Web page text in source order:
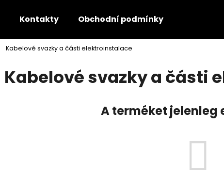
Kontakty Obchodní podmínky
Kabelové svazky a části elektroinstalace
Kabelové svazky a části
A terméket jelenleg
Mit keres?